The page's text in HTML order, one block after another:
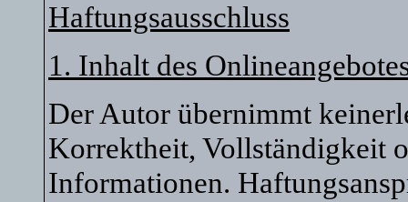
Haftungsausschluss
1. Inhalt des
Der Autor übernimmt
Korrektheit, Vollständigkeit
Informationen.